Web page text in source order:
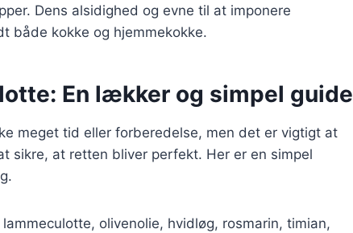
Dens alsidighed og evne til at imponere
både kokke og hjemmekokke.
En lækker og simpel guide
meget tid eller forberedelse, men det er vigtigt at
sikre, at retten bliver perfekt. Her er en simpel
olivenolie, hvidløg, rosmarin, timian,